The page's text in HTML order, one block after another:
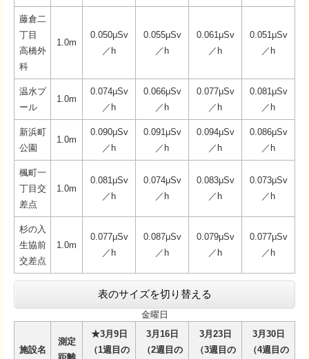
藤倉二
丁目
高橋外
科
1.0m
0.050μSv
／h
0.055μSv
／h
0.061μSv
／h
0.051μSv
／h
温水プ
ール
1.0m
0.074μSv
／h
0.066μSv
／h
0.077μSv
／h
0.081μSv
／h
新浜町
公園
1.0m
0.090μSv
／h
0.091μSv
／h
0.094μSv
／h
0.086μSv
／h
楓町一
丁目交
差点
1.0m
0.081μSv
／h
0.074μSv
／h
0.083μSv
／h
0.073μSv
／h
杉の入
生協前
交差点
1.0m
0.077μSv
／h
0.087μSv
／h
0.079μSv
／h
0.077μSv
／h
表のサイズを切り替える
金曜日
施設名
測定
★3月9日
（1週目の
3月16日
（2週目の
3月23日
（3週目の
3月30日
（4週目の